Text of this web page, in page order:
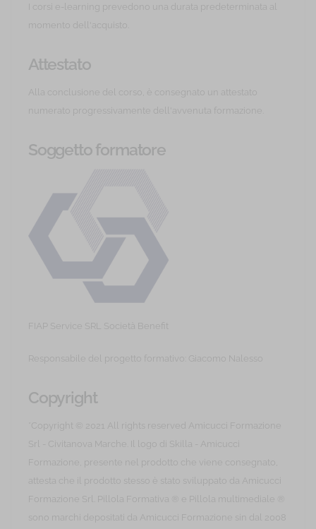
I corsi e-learning prevedono una durata predeterminata al
momento dell'acquisto.
Attestato
Alla conclusione del corso, è consegnato un attestato
numerato progressivamente dell'avvenuta formazione.
Soggetto formatore
FIAP Service SRL Società Benefit
Responsabile del progetto formativo: Giacomo Nalesso
Copyright
*Copyright © 2021 All rights reserved Amicucci Formazione
Srl - Civitanova Marche. Il logo di Skilla - Amicucci
Formazione, presente nel prodotto che viene consegnato,
attesta che il prodotto stesso è stato sviluppato da Amicucci
Formazione Srl. Pillola Formativa ® e Pillola multimediale ®
sono marchi depositati da Amicucci Formazione sin dal 2008